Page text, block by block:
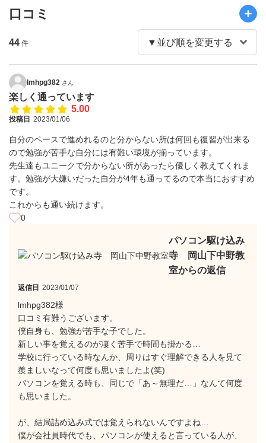
口コミ
44 件
lmhpg382 さん
楽しく通っています
5.00
投稿日 2023/01/06
自分のペースで進めれるのと分からない所は何回も復習が出来る
ので勉強が苦手な自分には有難い環境が揃っています。
先生達もユニークで分からない所があったら優しく教えてくれま
す。勉強が大嫌いだった自分が4年も通ってるので本当におすすめ
です。
これからも通い続けます。
0
パソコン駆け込み
寺 岡山下中野教
室からの返信
返信日 2023/01/07
lmhpg382様
口コミ有難うございます。
僕自身も、勉強が苦手な子でした。
新しい事を覚えるのが凄く苦手で時間も掛かる…
学校に行っている時なんか、周りはすぐ理解できる人を見て
羨ましいなって何度も思いましたよ(笑)
パソコンを覚える時も、同じで「あ～無理だ…」なんて何度
も思いました。
が、結局詰め込み式では覚えられないんですよね…
僕が会社員時代でも、パソコンが使えると言っている人が、